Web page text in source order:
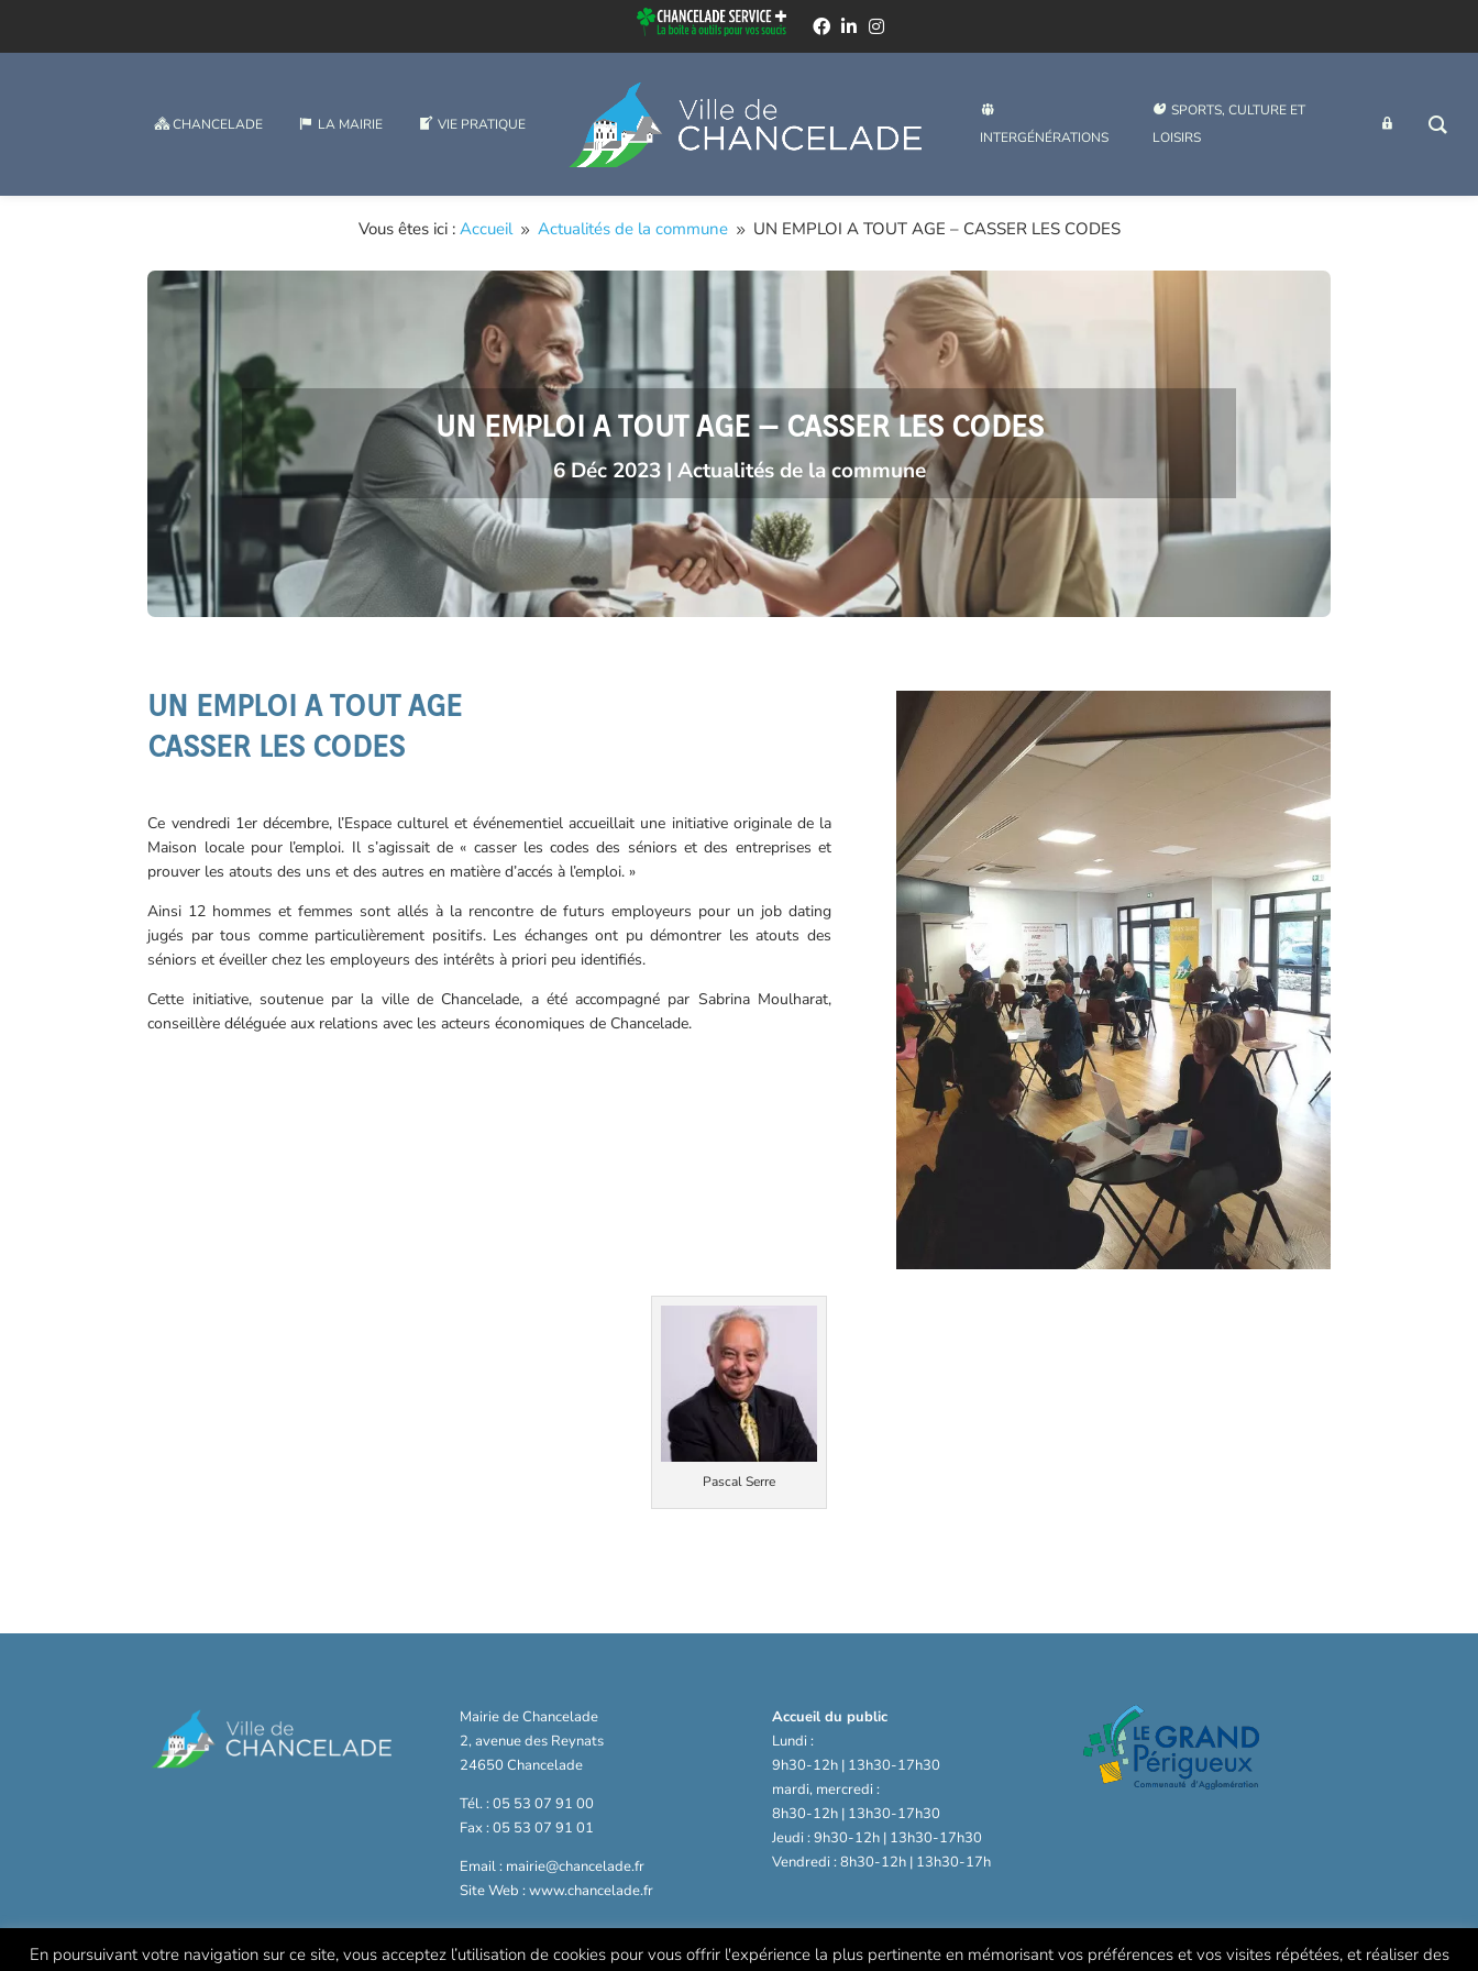
CHANCELADE LA MAIRIE VIE PRATIQUE
INTERGÉNÉRATIONS
SPORTS, CULTURE ET
LOISIRS
INTRANET
Vous êtes ici : Accueil 9 Actualités de la commune 9 UN EMPLOI A TOUT AGE – CASSER LES CODES
UN EMPLOI A TOUT AGE – CASSER LES CODES
6 Déc 2023| Actualités de la commune
UN EMPLOI A TOUT AGE
CASSER LES CODES
Ce vendredi 1er décembre, l’Espace culturel et événementiel accueillait une initiative originale de la
Maison locale pour l’emploi. Il s’agissait de « casser les codes des séniors et des entreprises et
prouver les atouts des uns et des autres en matière d’accés à l’emploi. »
Ainsi 12 hommes et femmes sont allés à la rencontre de futurs employeurs pour un job dating
jugés par tous comme particulièrement positifs. Les échanges ont pu démontrer les atouts des
séniors et éveiller chez les employeurs des intérêts à priori peu identifiés.
Cette initiative, soutenue par la ville de Chancelade, a été accompagné par Sabrina Moulharat,
conseillère déléguée aux relations avec les acteurs économiques de Chancelade.
Pascal Serre
Mairie de Chancelade
2, avenue des Reynats
24650 Chancelade
Tél. : 05 53 07 91 00
Fax : 05 53 07 91 01
Email : mairie@chancelade.fr
Site Web : www.chancelade.fr
Accueil du public
Lundi :
9h30-12h | 13h30-17h30
mardi, mercredi :
8h30-12h | 13h30-17h30
Jeudi : 9h30-12h | 13h30-17h30
Vendredi : 8h30-12h | 13h30-17h
En poursuivant votre navigation sur ce site, vous acceptez l’utilisation de cookies pour vous offrir l'expérience la plus pertinente en mémorisant vos préférences et vos visites répétées, et réaliser des